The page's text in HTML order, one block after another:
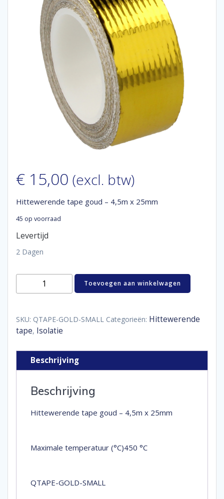
€ 15,00 (excl. btw)
Hittewerende tape goud – 4,5m x 25mm
45 op voorraad
Levertijd
2 Dagen
Hittewerende
4,5m
x
25mm
aantal
Toevoegen aan winkelwagen
SKU: QTAPE-GOLD-SMALL Categorieën: Hittewerende
tape, Isolatie
Beschrijving
Beschrijving
Hittewerende tape goud – 4,5m x 25mm
Maximale temperatuur (°C)450 °C
QTAPE-GOLD-SMALL